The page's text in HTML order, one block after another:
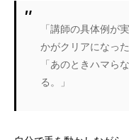
「講師の具体例が
かがクリアになった
「あのときハマら
る。」